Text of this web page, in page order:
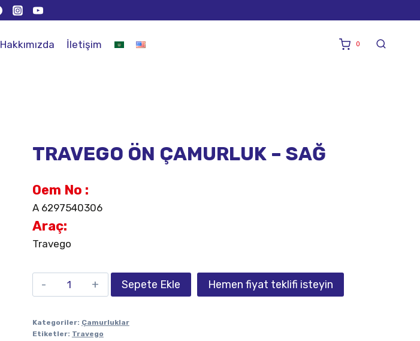
Hakkımızda İletişim 0
TRAVEGO ÖN ÇAMURLUK – SAĞ
Oem No :
A 6297540306
Araç:
Travego
Sepete Ekle Hemen fiyat teklifi isteyin
Kategoriler: Çamurluklar
Etiketler: Travego